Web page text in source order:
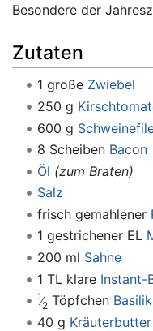
Besondere der
Zutaten
1 große Zwiebel
250 g
600 g
8 Scheiben Bacon
Öl (zum Braten)
Salz
frisch gemahlener
1 gestrichener EL
200 ml Sahne
1 TL klare Instant-
1
2Töpfchen
40 g Kräuterbutter